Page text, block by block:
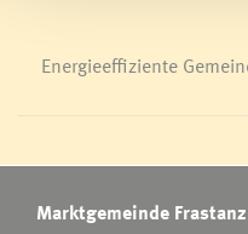
Energieeffiziente
Marktgemeinde Frastanz